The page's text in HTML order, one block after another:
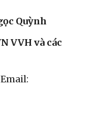
Quỳnh
VVH và các